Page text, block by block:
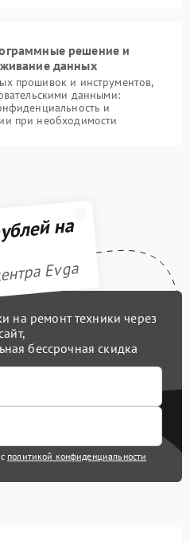
решение и
данных
прошивок и инструментов,
данными:
и
при необходимости
на
Evga
на ремонт техники через
бессрочная скидка
политикой конфиденциальности